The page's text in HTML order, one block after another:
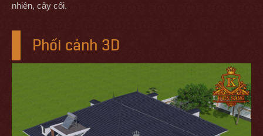
nhiên, cây cối.
Phối cảnh 3D